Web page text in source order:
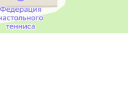
в Екатеринбурге